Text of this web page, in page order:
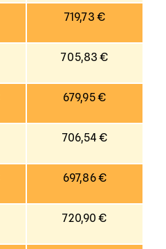
719,73 €
705,83 €
679,95 €
706,54 €
697,86 €
720,90 €